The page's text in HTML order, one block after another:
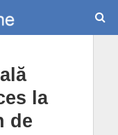
la
de